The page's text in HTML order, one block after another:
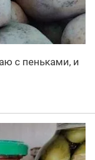
с пеньками, и